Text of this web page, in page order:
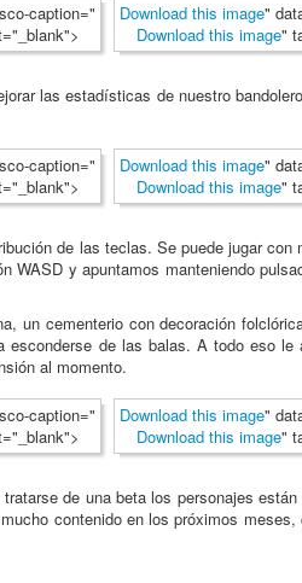
caption="
Download this image"
Download this image"
las estadísticas de nuestro
caption="
Download this image"
Download this image"
de las teclas. Se puede jugar
y apuntamos manteniendo
un cementerio con decoración
de las balas. A todo eso
al momento.
caption="
Download this image"
Download this image"
de una beta los personajes
contenido en los próximos